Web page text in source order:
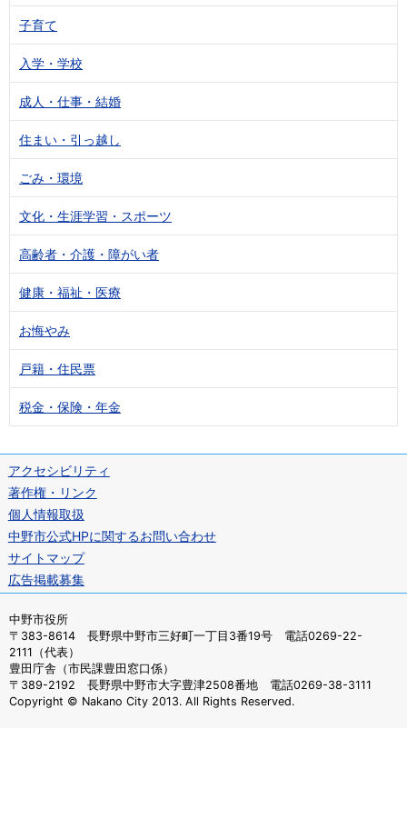
子育て
入学・学校
成人・仕事・結婚
住まい・引っ越し
ごみ・環境
文化・生涯学習・スポーツ
高齢者・介護・障がい者
健康・福祉・医療
お悔やみ
戸籍・住民票
税金・保険・年金
アクセシビリティ
著作権・リンク
個人情報取扱
中野市公式HPに関するお問い合わせ
サイトマップ
広告掲載募集
中野市役所
〒383-8614 長野県中野市三好町一丁目3番19号 電話0269-22-
2111（代表）
豊田庁舎（市民課豊田窓口係）
〒389-2192 長野県中野市大字豊津2508番地 電話0269-38-3111
Copyright © Nakano City 2013. All Rights Reserved.